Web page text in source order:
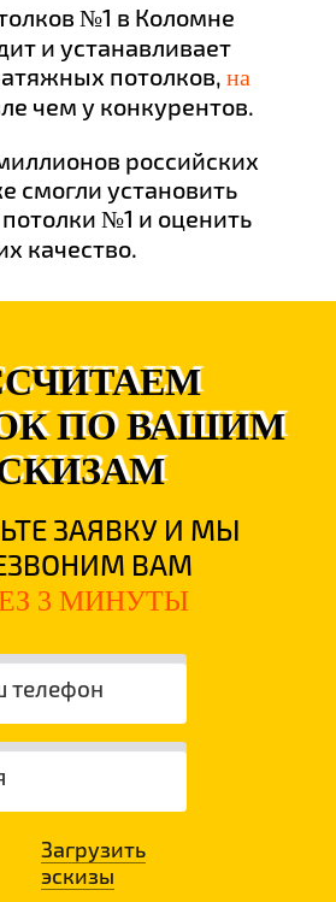
№1 в Коломне
и устанавливает
потолков,на
чем у конкурентов.
российских
смогли установить
№1 и оценить
качество.
ПО ВАШИМ
ЗАЯВКУ И МЫ
ВАМ
3 МИНУТЫ
Загрузить
эскизы